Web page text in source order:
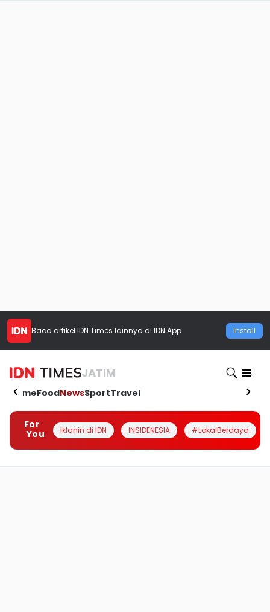
Baca artikel IDN Times lainnya di IDN App Install
JATIM
HomeFoodNewsSportTravel
For
You
Iklanin di IDN INSIDENESIA #LokalBerdaya